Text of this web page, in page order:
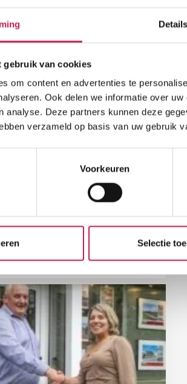
Details
gebruik van cookies
om content en advertenties te
Ook delen we informatie over
analyse. Deze partners kunnen deze
verzameld op basis van uw gebruik
Voorkeuren
Selectie
onze